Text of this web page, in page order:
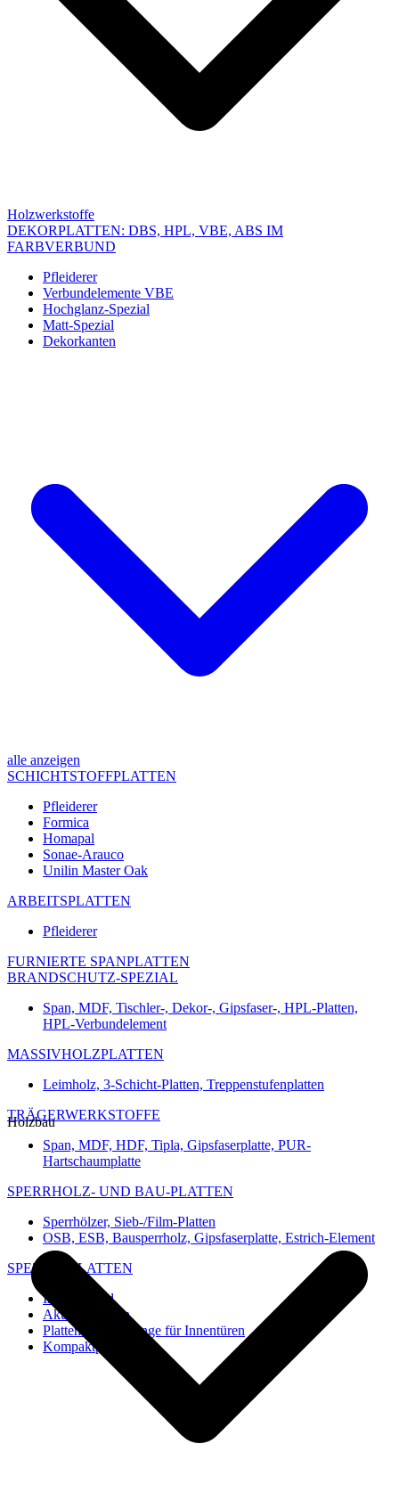
Holzwerkstoffe
DEKORPLATTEN: DBS, HPL, VBE, ABS IM
FARBVERBUND
Pfleiderer
Verbundelemente VBE
Hochglanz-Spezial
Matt-Spezial
Dekorkanten
alle anzeigen
SCHICHTSTOFFPLATTEN
Pfleiderer
Formica
Homapal
Sonae-Arauco
Unilin Master Oak
ARBEITSPLATTEN
Pfleiderer
FURNIERTE SPANPLATTEN
BRANDSCHUTZ-SPEZIAL
Span, MDF, Tischler-, Dekor-, Gipsfaser-, HPL-Platten,
HPL-Verbundelement
MASSIVHOLZPLATTEN
Leimholz, 3-Schicht-Platten, Treppenstufenplatten
TRÄGERWERKSTOFFE
Span, MDF, HDF, Tipla, Gipsfaserplatte, PUR-
Hartschaumplatte
SPERRHOLZ- UND BAU-PLATTEN
Sperrhölzer, Sieb-/Film-Platten
OSB, ESB, Bausperrholz, Gipsfaserplatte, Estrich-Element
SPEZIAL-PLATTEN
Imi-Verbund
Akustik-Platten
Platten und Rohlinge für Innentüren
Kompaktplatten
Holzbau